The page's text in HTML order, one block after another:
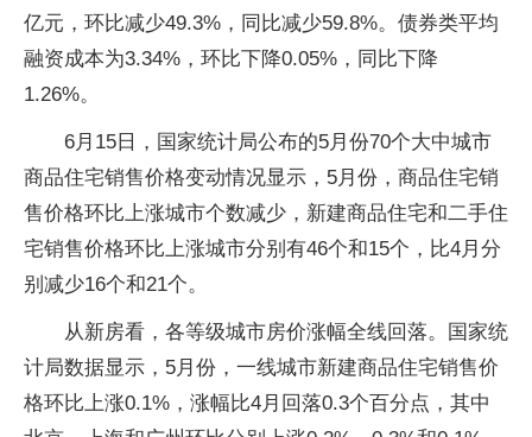
亿元，环比减少49.3%，同比减少59.8%。债券类平均
融资成本为3.34%，环比下降0.05%，同比下降
1.26%。
6月15日，国家统计局公布的5月份70个大中城市
商品住宅销售价格变动情况显示，5月份，商品住宅销
售价格环比上涨城市个数减少，新建商品住宅和二手住
宅销售价格环比上涨城市分别有46个和15个，比4月分
别减少16个和21个。
从新房看，各等级城市房价涨幅全线回落。国家统
计局数据显示，5月份，一线城市新建商品住宅销售价
格环比上涨0.1%，涨幅比4月回落0.3个百分点，其中